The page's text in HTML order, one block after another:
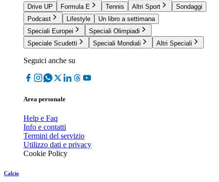
Drive UP
Formula E Tennis Altri Sport
Sondaggi
Podcast
Lifestyle
Un libro a settimana
Speciali Europei
Speciali Olimpiadi
Speciale Scudetti
Speciali Mondiali Altri Speciali
Seguici anche su
Area personale
Help e Faq
Info e contatti
Termini del servizio
Utilizzo dati e privacy
Cookie Policy
Calcio